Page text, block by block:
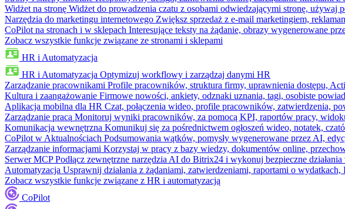
Widżet na stronę Widżet do prowadzenia czatu z osobami odwiedzającymi stronę,
Narzędzia do marketingu internetowego Zwiększ sprzedaż z e-mail marketingiem,
CoPilot na stronach i w sklepach Interesujące teksty na żądanie, obrazy wygenerowane
Zobacz wszystkie funkcje związane ze stronami i sklepami
HR i Automatyzacja
HR i Automatyzacja Optymizuj workflowy i zarządzaj danymi HR
Zarządzanie pracownikami Profile pracowników, struktura firmy, uprawnienia dostępu,
Kultura i zaangażowanie Firmowe nowości, ankiety, odznaki uznania, tagi, osobiste
Aplikacja mobilna dla HR Czat, połączenia wideo, profile pracowników, zatwierdzenia,
Zarządzanie pracą Monitoruj wyniki pracowników, za pomocą KPI, raportów pracy,
Komunikacja wewnętrzna Komunikuj się za pośrednictwem ogłoszeń wideo, notatek,
CoPilot w Aktualnościach Podsumowania wątków, pomysły wygenerowane przez AI,
Zarządzanie informacjami Korzystaj w pracy z bazy wiedzy, dokumentów online,
Serwer MCP Podłącz zewnętrzne narzędzia AI do Bitrix24 i wykonuj bezpieczne
Automatyzacja Usprawnij działania z żądaniami, zatwierdzeniami, raportami o
Zobacz wszystkie funkcje związane z HR i automatyzacją
CoPilot